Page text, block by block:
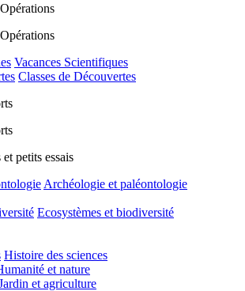
Vacances Scientifiques
Classes de Découvertes
petits essais
Archéologie et paléontologie
Ecosystèmes et biodiversité
Histoire des sciences
et nature
et agriculture